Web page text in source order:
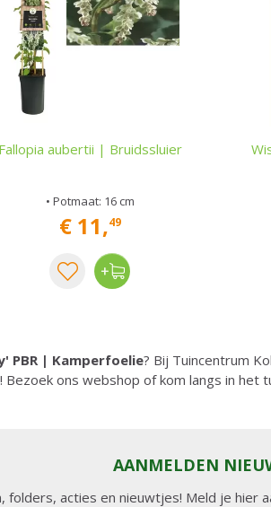
Fallopia aubertii | Bruidssluier
• Potmaat: 16 cm
€ 11,49
PBR | Kamperfoelie? Bij Tuincentrum
ons webshop of kom langs in
AANMELDEN
acties en nieuwtjes! Meld je hier